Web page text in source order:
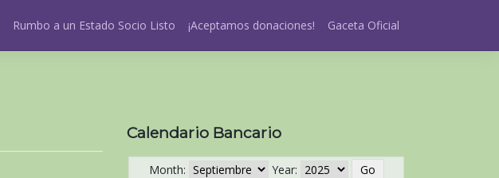
Rumbo a un Estado Socio Listo ¡Aceptamos donaciones! Gaceta Oficial
Calendario Bancario
Month:
Year: